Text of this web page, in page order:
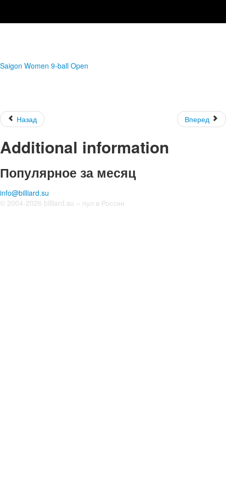
Saigon Women 9-ball Open
Назад Вперед
Additional information
Популярное за месяц
info@billiard.su
© 2004-2026 billiard.su – пул в России